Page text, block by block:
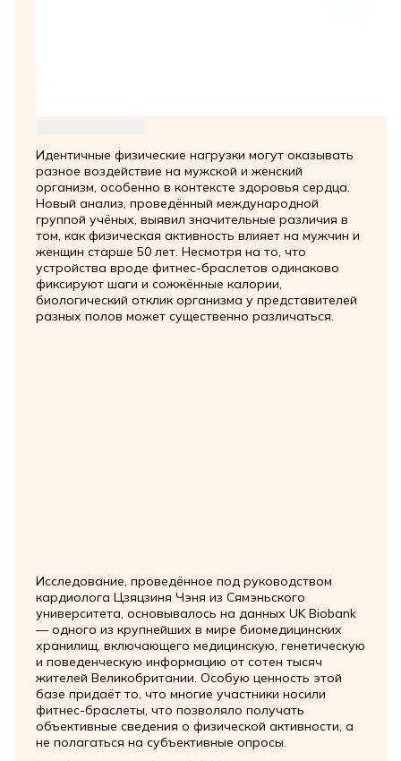
Идентичные физические нагрузки могут оказывать
разное воздействие на мужской и женский
организм, особенно в контексте здоровья сердца.
Новый анализ, проведённый международной
группой учёных, выявил значительные различия в
том, как физическая активность влияет на мужчин и
женщин старше 50 лет. Несмотря на то, что
устройства вроде фитнес-браслетов одинаково
фиксируют шаги и сожжённые калории,
биологический отклик организма у представителей
разных полов может существенно различаться.
Исследование, проведённое под руководством
кардиолога Цзяцзиня Чэня из Сямэньского
университета, основывалось на данных UK Biobank
— одного из крупнейших в мире биомедицинских
хранилищ, включающего медицинскую, генетическую
и поведенческую информацию от сотен тысяч
жителей Великобритании. Особую ценность этой
базе придаёт то, что многие участники носили
фитнес-браслеты, что позволяло получать
объективные сведения о физической активности, а
не полагаться на субъективные опросы.